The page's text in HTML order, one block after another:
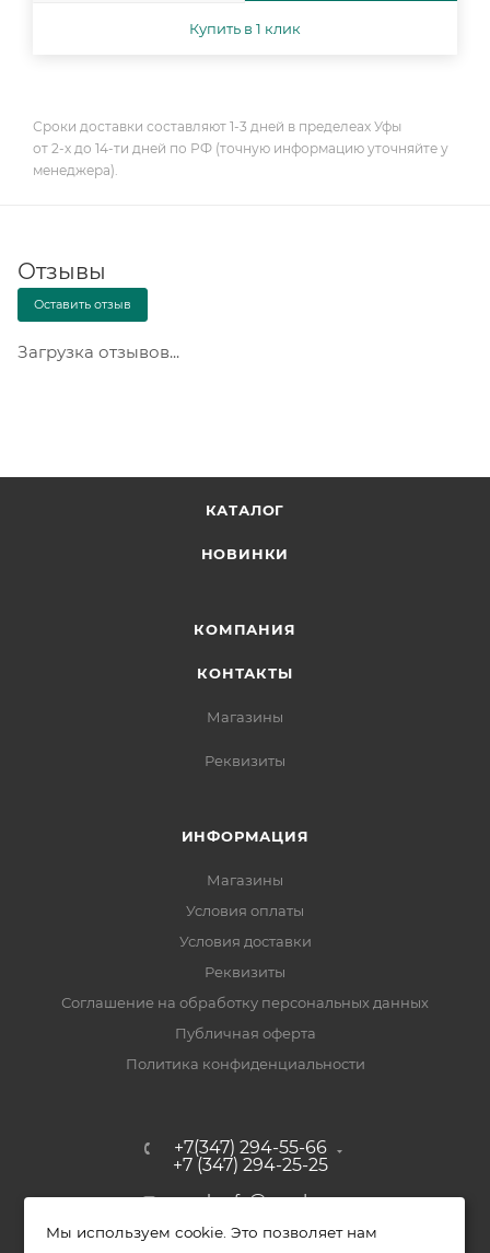
Купить в 1 клик
Сроки доставки составляют 1-3 дней в пределеах Уфы
от 2-х до 14-ти дней по РФ (точную информацию уточняйте у
менеджера).
Отзывы
Оставить отзыв
Загрузка отзывов...
КАТАЛОГ
НОВИНКИ
КОМПАНИЯ
КОНТАКТЫ
Магазины
Реквизиты
ИНФОРМАЦИЯ
Магазины
Условия оплаты
Условия доставки
Реквизиты
Соглашение на обработку персональных данных
Публичная оферта
Политика конфиденциальности
+7(347) 294-55-66
+7 (347) 294-25-25
upak-ufa@yandex.ru
Уфимский район, с. Зубово, ул.
Мы используем cookie. Это позволяет нам